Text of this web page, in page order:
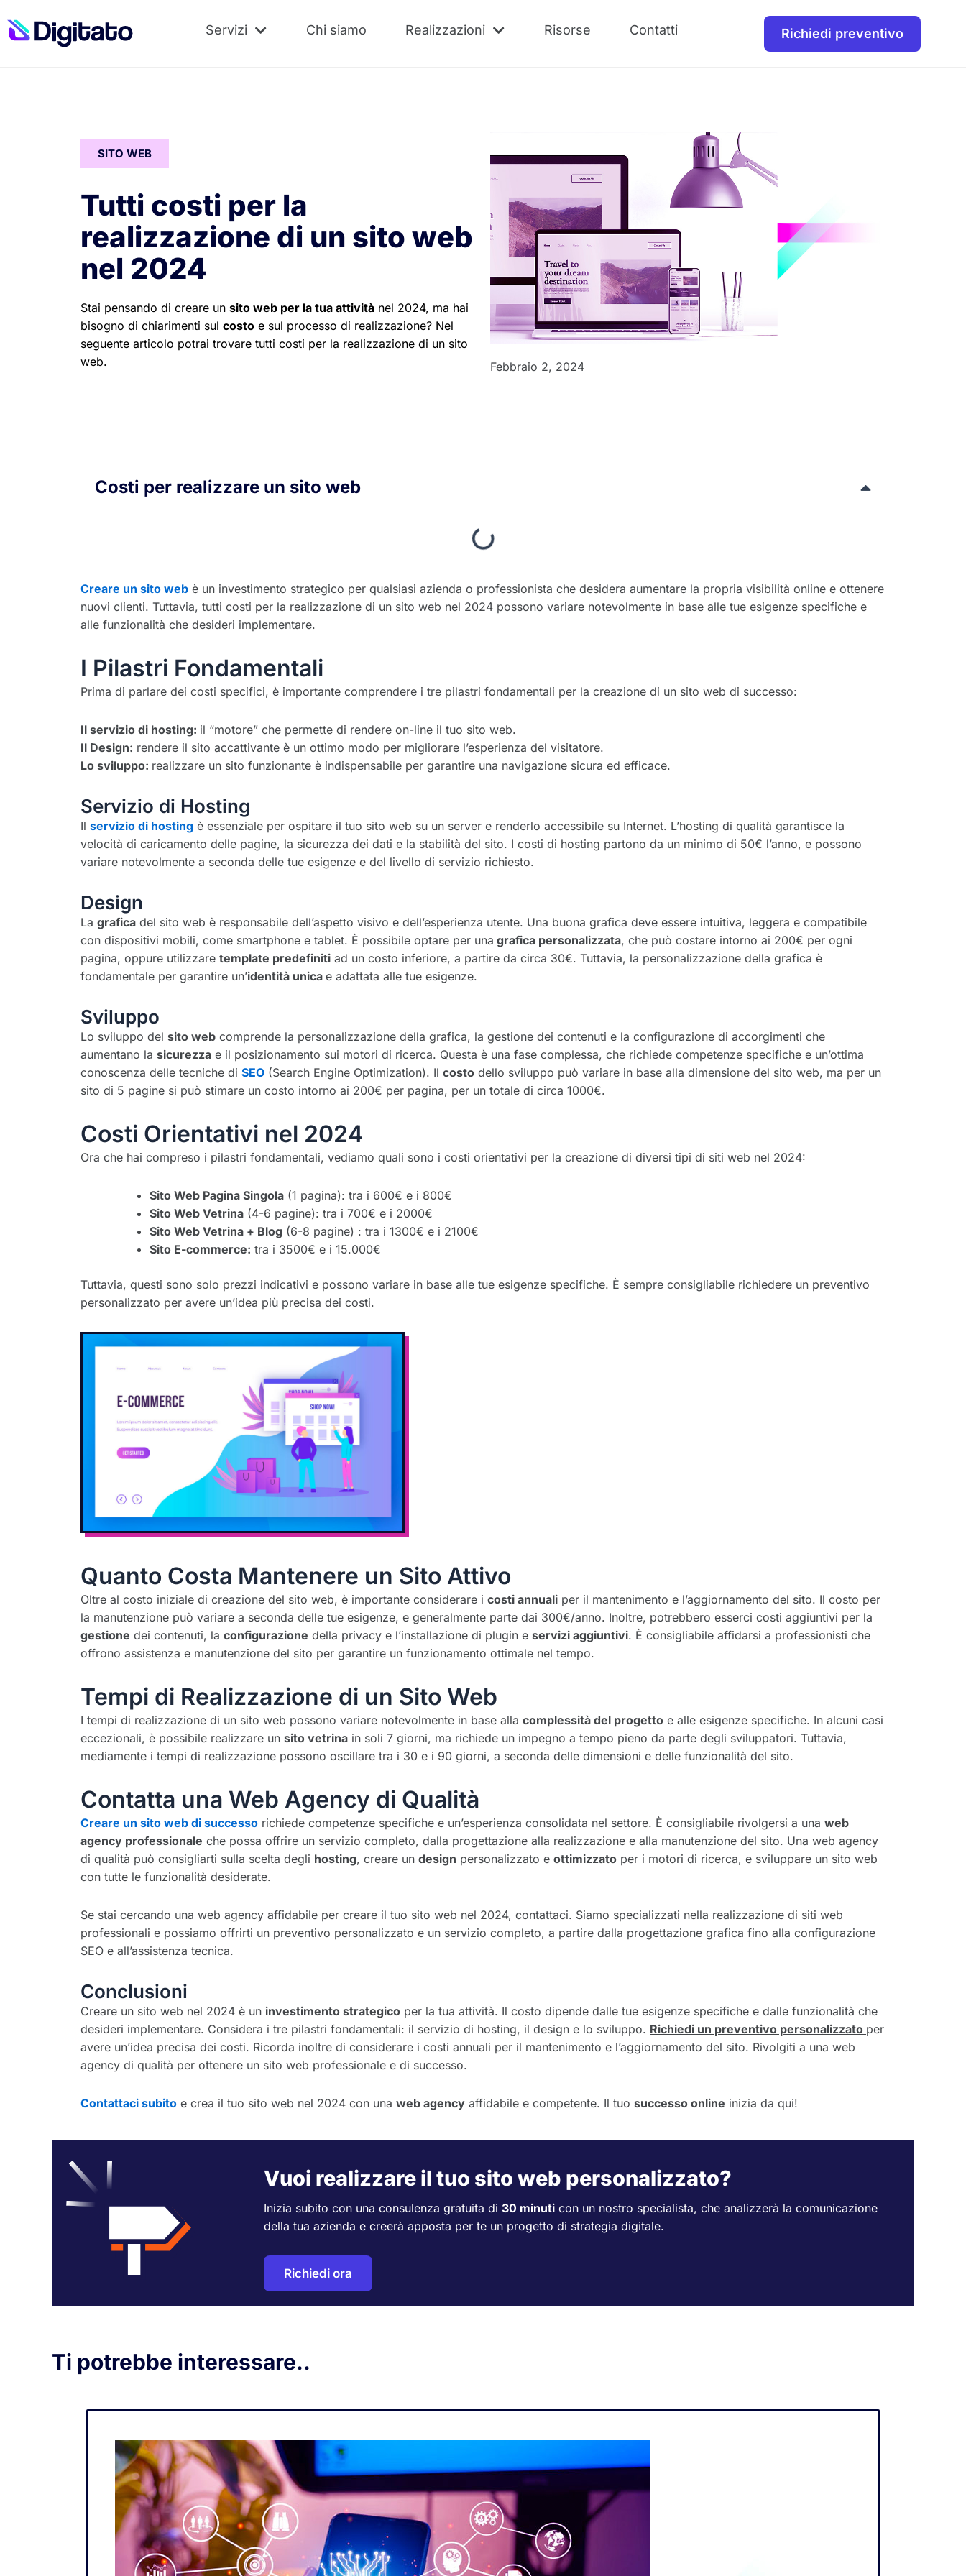
Servizi Chi siamo Realizzazioni Risorse Contatti Richiedi preventivo
SITO WEB
Tutti costi per la
realizzazione di un sito web
nel 2024
Stai pensando di creare un sito web per la tua attività nel 2024, ma hai
bisogno di chiarimenti sul costo e sul processo di realizzazione? Nel
seguente articolo potrai trovare tutti costi per la realizzazione di un sito
web.
Febbraio 2, 2024
Costi per realizzare un sito web
Creare un sito web è un investimento strategico per qualsiasi azienda o professionista che desidera aumentare la propria visibilità online e ottenere
nuovi clienti. Tuttavia, tutti costi per la realizzazione di un sito web nel 2024 possono variare notevolmente in base alle tue esigenze specifiche e
alle funzionalità che desideri implementare.
I Pilastri Fondamentali
Prima di parlare dei costi specifici, è importante comprendere i tre pilastri fondamentali per la creazione di un sito web di successo:
Il servizio di hosting: il “motore” che permette di rendere on-line il tuo sito web.
Il Design: rendere il sito accattivante è un ottimo modo per migliorare l’esperienza del visitatore.
Lo sviluppo: realizzare un sito funzionante è indispensabile per garantire una navigazione sicura ed efficace.
Servizio di Hosting
Il servizio di hosting è essenziale per ospitare il tuo sito web su un server e renderlo accessibile su Internet. L’hosting di qualità garantisce la
velocità di caricamento delle pagine, la sicurezza dei dati e la stabilità del sito. I costi di hosting partono da un minimo di 50€ l’anno, e possono
variare notevolmente a seconda delle tue esigenze e del livello di servizio richiesto.
Design
La grafica del sito web è responsabile dell’aspetto visivo e dell’esperienza utente. Una buona grafica deve essere intuitiva, leggera e compatibile
con dispositivi mobili, come smartphone e tablet. È possibile optare per una grafica personalizzata, che può costare intorno ai 200€ per ogni
pagina, oppure utilizzare template predefiniti ad un costo inferiore, a partire da circa 30€. Tuttavia, la personalizzazione della grafica è
fondamentale per garantire un’identità unica e adattata alle tue esigenze.
Sviluppo
Lo sviluppo del sito web comprende la personalizzazione della grafica, la gestione dei contenuti e la configurazione di accorgimenti che
aumentano la sicurezza e il posizionamento sui motori di ricerca. Questa è una fase complessa, che richiede competenze specifiche e un’ottima
conoscenza delle tecniche di SEO (Search Engine Optimization). Il costo dello sviluppo può variare in base alla dimensione del sito web, ma per un
sito di 5 pagine si può stimare un costo intorno ai 200€ per pagina, per un totale di circa 1000€.
Costi Orientativi nel 2024
Ora che hai compreso i pilastri fondamentali, vediamo quali sono i costi orientativi per la creazione di diversi tipi di siti web nel 2024:
Sito Web Pagina Singola (1 pagina): tra i 600€ e i 800€
Sito Web Vetrina (4-6 pagine): tra i 700€ e i 2000€
Sito Web Vetrina + Blog (6-8 pagine) : tra i 1300€ e i 2100€
Sito E-commerce: tra i 3500€ e i 15.000€
Tuttavia, questi sono solo prezzi indicativi e possono variare in base alle tue esigenze specifiche. È sempre consigliabile richiedere un preventivo
personalizzato per avere un’idea più precisa dei costi.
Quanto Costa Mantenere un Sito Attivo
Oltre al costo iniziale di creazione del sito web, è importante considerare i costi annuali per il mantenimento e l’aggiornamento del sito. Il costo per
la manutenzione può variare a seconda delle tue esigenze, e generalmente parte dai 300€/anno. Inoltre, potrebbero esserci costi aggiuntivi per la
gestione dei contenuti, la configurazione della privacy e l’installazione di plugin e servizi aggiuntivi. È consigliabile affidarsi a professionisti che
offrono assistenza e manutenzione del sito per garantire un funzionamento ottimale nel tempo.
Tempi di Realizzazione di un Sito Web
I tempi di realizzazione di un sito web possono variare notevolmente in base alla complessità del progetto e alle esigenze specifiche. In alcuni casi
eccezionali, è possibile realizzare un sito vetrina in soli 7 giorni, ma richiede un impegno a tempo pieno da parte degli sviluppatori. Tuttavia,
mediamente i tempi di realizzazione possono oscillare tra i 30 e i 90 giorni, a seconda delle dimensioni e delle funzionalità del sito.
Contatta una Web Agency di Qualità
Creare un sito web di successo richiede competenze specifiche e un’esperienza consolidata nel settore. È consigliabile rivolgersi a una web
agency professionale che possa offrire un servizio completo, dalla progettazione alla realizzazione e alla manutenzione del sito. Una web agency
di qualità può consigliarti sulla scelta degli hosting, creare un design personalizzato e ottimizzato per i motori di ricerca, e sviluppare un sito web
con tutte le funzionalità desiderate.
Se stai cercando una web agency affidabile per creare il tuo sito web nel 2024, contattaci. Siamo specializzati nella realizzazione di siti web
professionali e possiamo offrirti un preventivo personalizzato e un servizio completo, a partire dalla progettazione grafica fino alla configurazione
SEO e all’assistenza tecnica.
Conclusioni
Creare un sito web nel 2024 è un investimento strategico per la tua attività. Il costo dipende dalle tue esigenze specifiche e dalle funzionalità che
desideri implementare. Considera i tre pilastri fondamentali: il servizio di hosting, il design e lo sviluppo. Richiedi un preventivo personalizzato per
avere un’idea precisa dei costi. Ricorda inoltre di considerare i costi annuali per il mantenimento e l’aggiornamento del sito. Rivolgiti a una web
agency di qualità per ottenere un sito web professionale e di successo.
Contattaci subito e crea il tuo sito web nel 2024 con una web agency affidabile e competente. Il tuo successo online inizia da qui!
Vuoi realizzare il tuo sito web personalizzato?
Inizia subito con una consulenza gratuita di 30 minuti con un nostro specialista, che analizzerà la comunicazione
della tua azienda e creerà apposta per te un progetto di strategia digitale.
Richiedi ora
Ti potrebbe interessare..